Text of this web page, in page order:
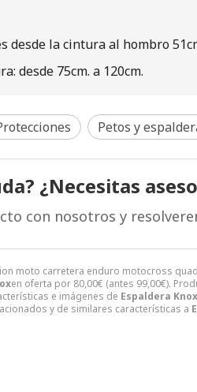
moto carretera enduro motocross
en oferta por 80,00€ (antes 99,00€).
e imágenes de Espaldera Knox
y de similares características a
desde la cintura al hombro
desde 75cm. a 120cm.
Petos y
¿Necesitas
con nosotros y